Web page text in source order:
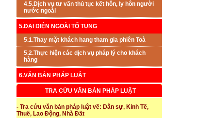
4.5.Dịch vụ tư vấn thủ tục kết hôn, ly hôn người
nước ngoài
5.ĐẠI DIỆN NGOÀI TỐ TỤNG
5.1.Thay mặt khách hang tham gia phiên Toà
5.2.Thực hiện các dịch vụ pháp lý cho khách
hàng
6.VĂN BẢN PHÁP LUẬT
TRA CỨU VĂN BẢN PHÁP LUẬT
- Tra cứu văn bản pháp luật về: Dân sự, Kinh Tế,
Thuế, Lao Động, Nhà Đất